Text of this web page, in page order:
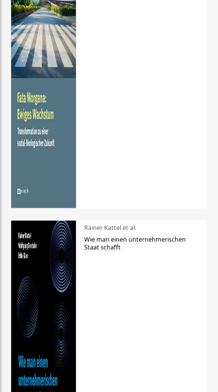
Rainer Kattel et al.
Wie man einen unternehmerischen
Staat schafft